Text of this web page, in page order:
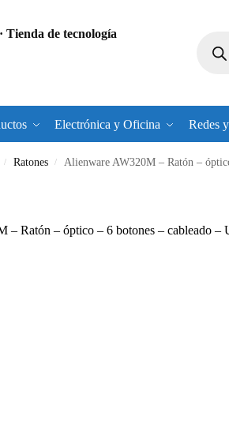
Electrónica y Oficina Redes
/ Ratones / Alienware AW320M – Ratón –
– Ratón – óptico – 6 botones – cableado